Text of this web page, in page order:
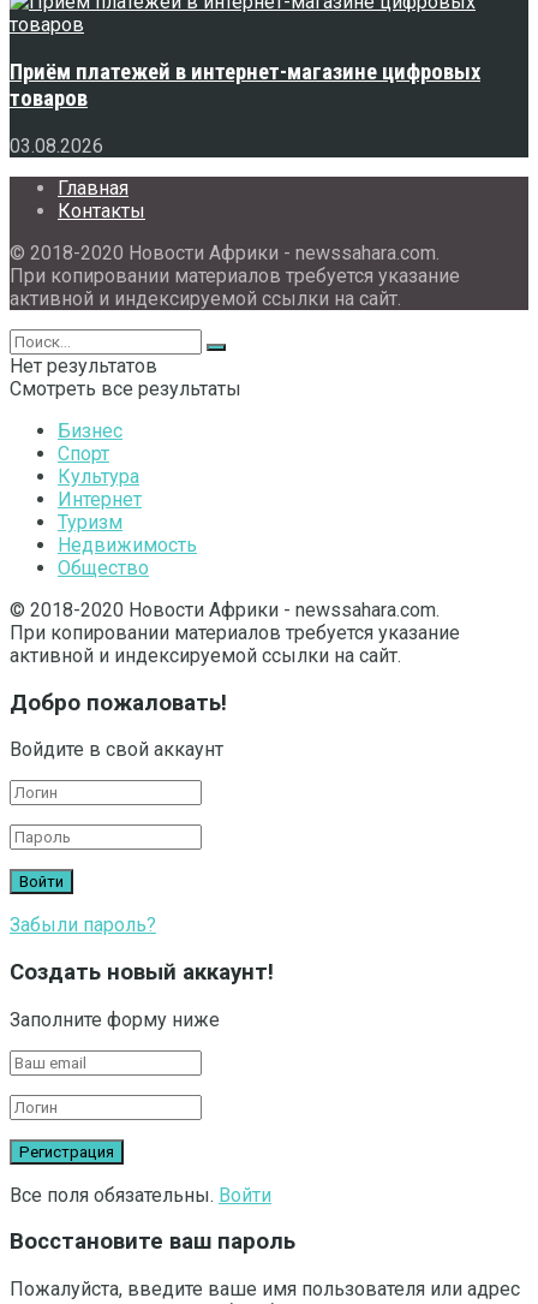
Приём платежей в интернет-магазине цифровых
товаров
03.08.2026
Главная
Контакты
© 2018-2020 Новости Африки - newssahara.com.
При копировании материалов требуется указание
активной и индексируемой ссылки на сайт.
Нет результатов
Смотреть все результаты
Бизнес
Спорт
Культура
Интернет
Туризм
Недвижимость
Общество
© 2018-2020 Новости Африки - newssahara.com.
При копировании материалов требуется указание
активной и индексируемой ссылки на сайт.
Добро пожаловать!
Войдите в свой аккаунт
Забыли пароль?
Создать новый аккаунт!
Заполните форму ниже
Все поля обязательны. Войти
Восстановите ваш пароль
Пожалуйста, введите ваше имя пользователя или адрес